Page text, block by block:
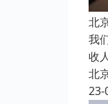
北
我
收
北
23-